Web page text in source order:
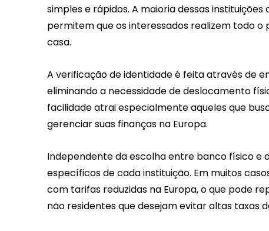
simples e rápidos. A maioria dessas
permitem que os interessados realizem todo
casa.
A verificação de identidade é feita através de
eliminando a necessidade de deslocamento
facilidade atrai especialmente aqueles que
gerenciar suas finanças na Europa.
Independente da escolha entre banco físico
específicos de cada instituição. Em muitos
com tarifas reduzidas na Europa, o que pode
não residentes que desejam evitar altas taxas